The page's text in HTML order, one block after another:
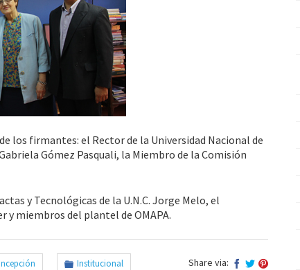
los firmantes: el Rector de la Universidad Nacional de
Gómez Pasquali, la Miembro de la Comisión
y Tecnológicas de la U.N.C. Jorge Melo, el
y miembros del plantel de OMAPA.
Institucional Share via: